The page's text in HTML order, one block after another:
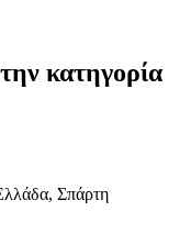
κατηγορία
Σπάρτη